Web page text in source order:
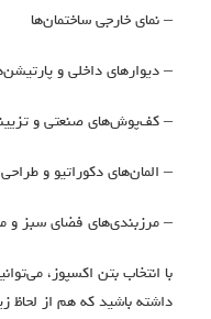
– نمای خارجی ساختمان‌ها
– دیوارهای داخلی و
– کف‌پوش‌های صنعتی و
– المان‌های دکوراتیو و
– مرزبندی‌های فضای سبز و
با انتخاب بتن اکسپوز،
داشته باشید که هم از لحاظ